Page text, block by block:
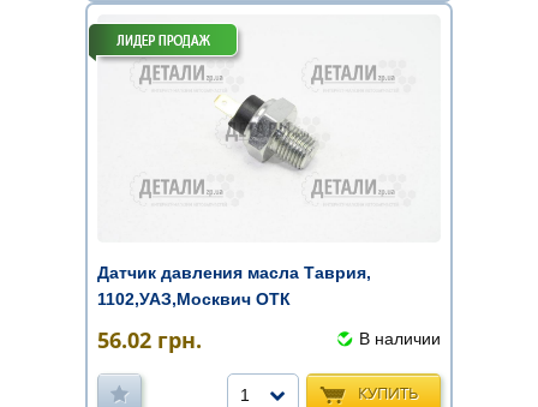
Датчик давления масла Таврия,
1102,УАЗ,Москвич ОТК
56.02 грн. В наличии
КУПИТЬ
1